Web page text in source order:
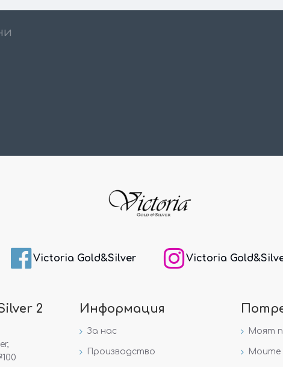
Victoria Gold&Silver Victoria
2 Информация
За нас
Производство
Моят
Моите